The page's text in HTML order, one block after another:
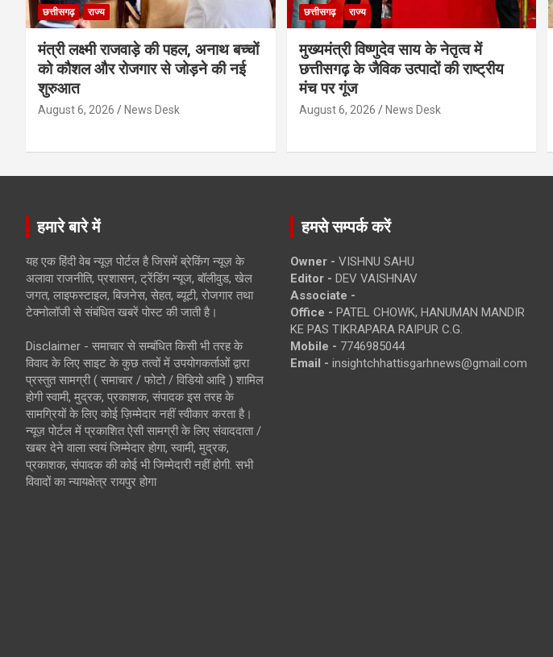
छत्तीसगढ़ राज्य
मंत्री लक्ष्मी राजवाड़े की पहल, अनाथ बच्चों
को कौशल और रोजगार से जोड़ने की नई
शुरुआत
August 6, 2026 News Desk
छत्तीसगढ़ राज्य
मुख्यमंत्री विष्णुदेव साय के नेतृत्व में
छत्तीसगढ़ के जैविक उत्पादों की राष्ट्रीय
मंच पर गूंज
August 6, 2026 News Desk
हमारे बारे में
यह एक हिंदी वेब न्यूज़ पोर्टल है जिसमें ब्रेकिंग न्यूज़ के
अलावा राजनीति, प्रशासन, ट्रेंडिंग न्यूज, बॉलीवुड, खेल
जगत, लाइफस्टाइल, बिजनेस, सेहत, ब्यूटी, रोजगार तथा
टेक्नोलॉजी से संबंधित खबरें पोस्ट की जाती है।
Disclaimer - समाचार से सम्बंधित किसी भी तरह के
विवाद के लिए साइट के कुछ तत्वों में उपयोगकर्ताओं द्वारा
प्रस्तुत सामग्री ( समाचार / फोटो / विडियो आदि ) शामिल
होगी स्वामी, मुद्रक, प्रकाशक, संपादक इस तरह के
सामग्रियों के लिए कोई ज़िम्मेदार नहीं स्वीकार करता है।
न्यूज़ पोर्टल में प्रकाशित ऐसी सामग्री के लिए संवाददाता /
खबर देने वाला स्वयं जिम्मेदार होगा, स्वामी, मुद्रक,
प्रकाशक, संपादक की कोई भी जिम्मेदारी नहीं होगी. सभी
विवादों का न्यायक्षेत्र रायपुर होगा
हमसे सम्पर्क करें
Owner - VISHNU SAHU
Editor - DEV VAISHNAV
Associate -
Office - PATEL CHOWK, HANUMAN MANDIR
KE PAS TIKRAPARA RAIPUR C.G.
Mobile - 7746985044
Email - insightchhattisgarhnews@gmail.com